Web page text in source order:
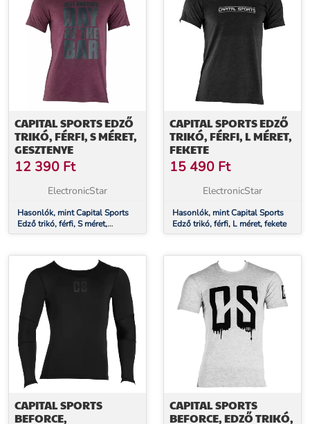
CAPITAL SPORTS EDZŐ
TRIKÓ, FÉRFI, S MÉRET,
GESZTENYE
12 390 Ft
ElectronicStar
Hasonlók, mint Capital Sports
Edző trikó, férfi, S méret,
gesztenye
CAPITAL SPORTS EDZŐ
TRIKÓ, FÉRFI, L MÉRET,
FEKETE
15 490 Ft
ElectronicStar
Hasonlók, mint Capital Sports
Edző trikó, férfi, L méret, fekete
CAPITAL SPORTS
BEFORCE,
CAPITAL SPORTS
BEFORCE, EDZŐ TRIKÓ,